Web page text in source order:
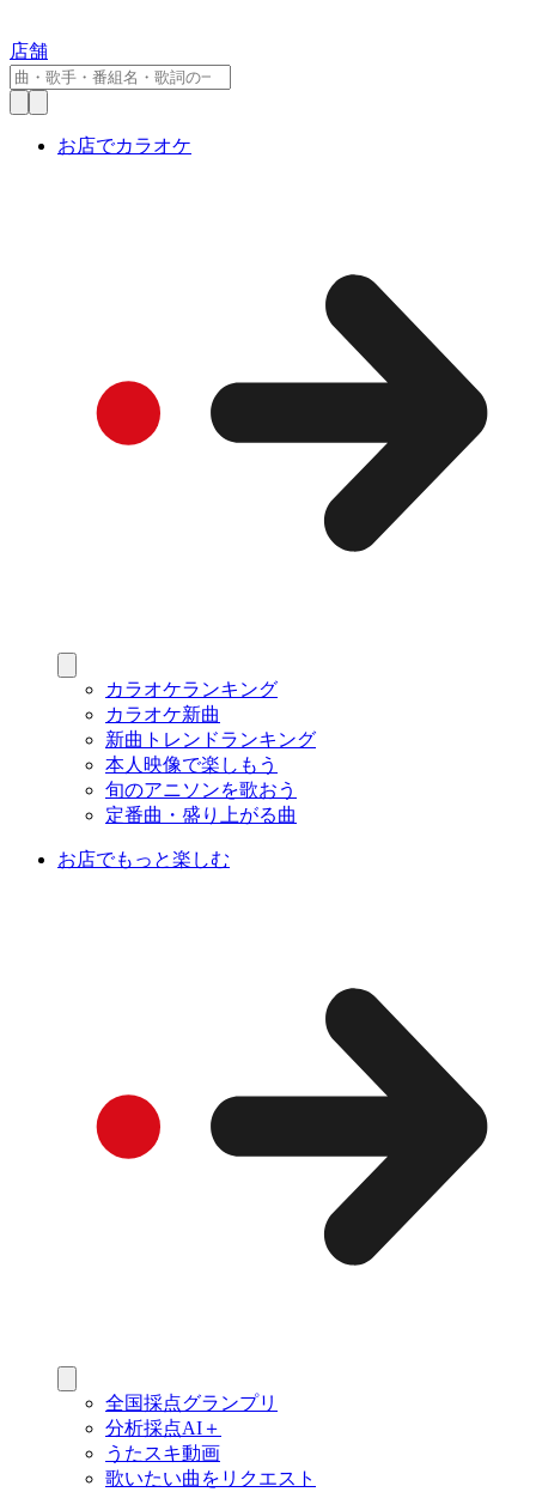
店舗
お店でカラオケ
カラオケランキング
カラオケ新曲
新曲トレンドランキング
本人映像で楽しもう
旬のアニソンを歌おう
定番曲・盛り上がる曲
お店でもっと楽しむ
全国採点グランプリ
分析採点AI＋
うたスキ動画
歌いたい曲をリクエスト